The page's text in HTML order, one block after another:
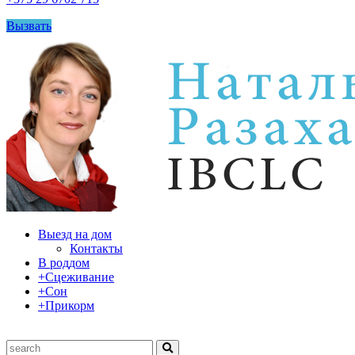
Вызвать
Выезд на дом
Контакты
В роддом
+Сцеживание
+Сон
+Прикорм